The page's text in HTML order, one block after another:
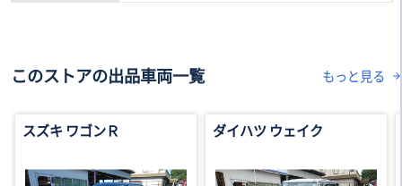
このストアの出品車両一覧 もっと見る
スズキ ワゴンＲ ダイハツ ウェイク